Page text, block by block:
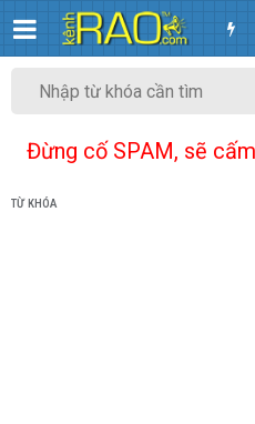
Đừng cố SPAM, sẽ
TỪ KHÓA